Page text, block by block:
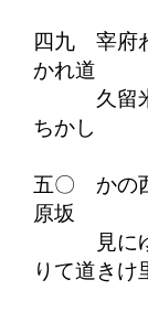
四九 宰府
かれ道
久留米
ちかし
五〇 かの
原坂
見にゆ
りて道きけ